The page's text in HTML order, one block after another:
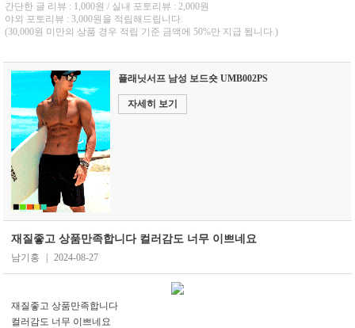
간단한 글 리뷰 : 1,000원 / 실내 포토리뷰 : 2,000원
야외 포토리뷰 : 3,000원을 적립해드립니다.
(30,000원 미만의 상품 경우 적립 기준 금액에 50%만 지급 됩니다.)
플래닛서프 남성 보드숏 UMB002PS
자세히 보기
재질좋고 상품만족합니다 컬러감도 너무 이쁘네요
남기홍 2024-08-27
재질좋고 상품만족합니다
컬러감도 너무 이쁘네요